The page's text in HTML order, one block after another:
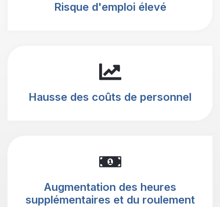
Risque d'emploi élevé
Hausse des coûts de personnel
Augmentation des heures
supplémentaires et du roulement